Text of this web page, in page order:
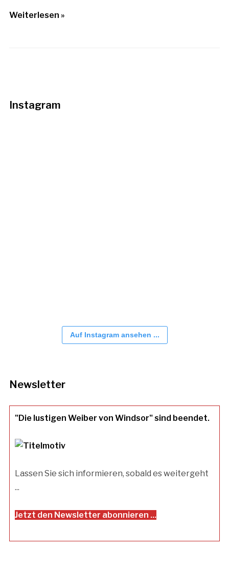
Weiterlesen »
Instagram
Auf Instagram ansehen ...
Newsletter
"Die lustigen Weiber von Windsor" sind beendet.
Lassen Sie sich informieren, sobald es weitergeht
...
Jetzt den Newsletter abonnieren ...